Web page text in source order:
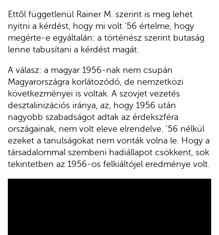
Ettől függetlenül Rainer M. szerint is meg lehet
nyitni a kérdést, hogy mi volt ’56 értelme, hogy
megérte-e egyáltalán: a történész szerint butaság
lenne tabusítani a kérdést magát.
A válasz: a magyar 1956-nak nem csupán
Magyarországra korlátozódó, de nemzetközi
következményei is voltak. A szovjet vezetés
desztalinizációs iránya, az, hogy 1956 után
nagyobb szabadságot adtak az érdekszféra
országainak, nem volt eleve elrendelve. ’56 nélkül
ezeket a tanulságokat nem vonták volna le. Hogy a
társadalommal szembeni hadiállapot csökkent, sok
tekintetben az 1956-os felkiáltójel eredménye volt.